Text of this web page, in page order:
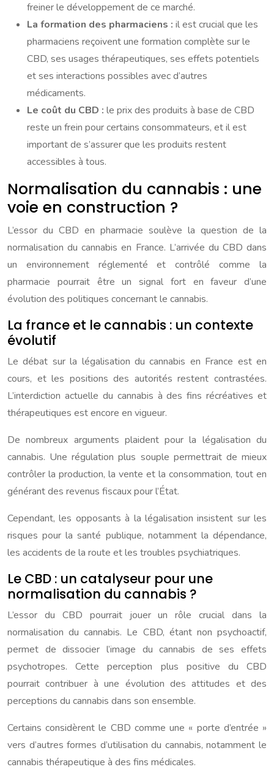
freiner le développement de ce marché.
La formation des pharmaciens : il est crucial que les
pharmaciens reçoivent une formation complète sur le
CBD, ses usages thérapeutiques, ses effets potentiels
et ses interactions possibles avec d’autres
médicaments.
Le coût du CBD : le prix des produits à base de CBD
reste un frein pour certains consommateurs, et il est
important de s’assurer que les produits restent
accessibles à tous.
Normalisation du cannabis : une
voie en construction ?
L’essor du CBD en pharmacie soulève la question de la
normalisation du cannabis en France. L’arrivée du CBD dans
un environnement réglementé et contrôlé comme la
pharmacie pourrait être un signal fort en faveur d’une
évolution des politiques concernant le cannabis.
La france et le cannabis : un contexte
évolutif
Le débat sur la légalisation du cannabis en France est en
cours, et les positions des autorités restent contrastées.
L’interdiction actuelle du cannabis à des fins récréatives et
thérapeutiques est encore en vigueur.
De nombreux arguments plaident pour la légalisation du
cannabis. Une régulation plus souple permettrait de mieux
contrôler la production, la vente et la consommation, tout en
générant des revenus fiscaux pour l’État.
Cependant, les opposants à la légalisation insistent sur les
risques pour la santé publique, notamment la dépendance,
les accidents de la route et les troubles psychiatriques.
Le CBD : un catalyseur pour une
normalisation du cannabis ?
L’essor du CBD pourrait jouer un rôle crucial dans la
normalisation du cannabis. Le CBD, étant non psychoactif,
permet de dissocier l’image du cannabis de ses effets
psychotropes. Cette perception plus positive du CBD
pourrait contribuer à une évolution des attitudes et des
perceptions du cannabis dans son ensemble.
Certains considèrent le CBD comme une « porte d’entrée »
vers d’autres formes d’utilisation du cannabis, notamment le
cannabis thérapeutique à des fins médicales.